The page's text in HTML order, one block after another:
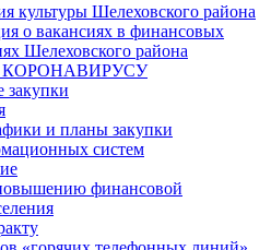
культуры Шелеховского района
о вакансиях в финансовых
Шелеховского района
КОРОНАВИРУСУ
и планы закупки
систем
финансовой